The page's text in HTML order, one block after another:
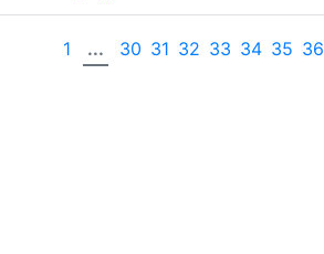
1 ... 30 31 32 33 34 35 36